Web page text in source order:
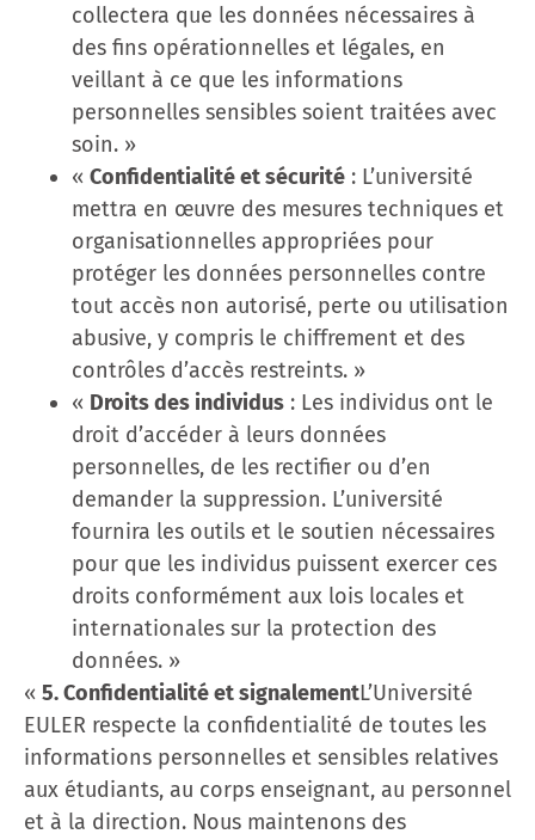
collectera que les données nécessaires à
des fins opérationnelles et légales, en
veillant à ce que les informations
personnelles sensibles soient traitées avec
soin. »
« Confidentialité et sécurité : L’université
mettra en œuvre des mesures techniques et
organisationnelles appropriées pour
protéger les données personnelles contre
tout accès non autorisé, perte ou utilisation
abusive, y compris le chiffrement et des
contrôles d’accès restreints. »
« Droits des individus : Les individus ont le
droit d’accéder à leurs données
personnelles, de les rectifier ou d’en
demander la suppression. L’université
fournira les outils et le soutien nécessaires
pour que les individus puissent exercer ces
droits conformément aux lois locales et
internationales sur la protection des
données. »
« 5. Confidentialité et signalementL’Université
EULER respecte la confidentialité de toutes les
informations personnelles et sensibles relatives
aux étudiants, au corps enseignant, au personnel
et à la direction. Nous maintenons des